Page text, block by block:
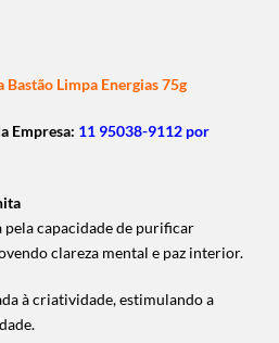
Limpa Energias 75g
Empresa: 11 95038-9112 por
capacidade de purificar
clareza mental e paz interior.
à criatividade, estimulando a